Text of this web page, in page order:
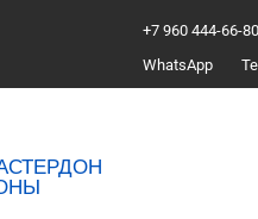
+7 960 444-66-80
WhatsApp